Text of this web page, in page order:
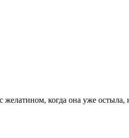
желатином, когда она уже